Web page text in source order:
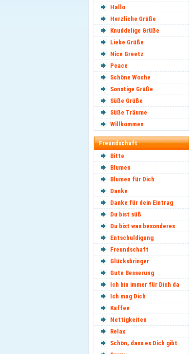
Hallo
Herzliche Grüße
Knuddelige Grüße
Liebe Grüße
Nice Greetz
Peace
Schöne Woche
Sonstige Grüße
Süße Grüße
Süße Träume
Willkommen
Freundschaft
Bitte
Blumen
Blumen für Dich
Danke
Danke für dein Eintrag
Du bist süß
Du bist was besonderes
Entschuldigung
Freundschaft
Glücksbringer
Gute Besserung
Ich bin immer für Dich da
Ich mag Dich
Kaffee
Nettigkeiten
Relax
Schön, dass es Dich gibt